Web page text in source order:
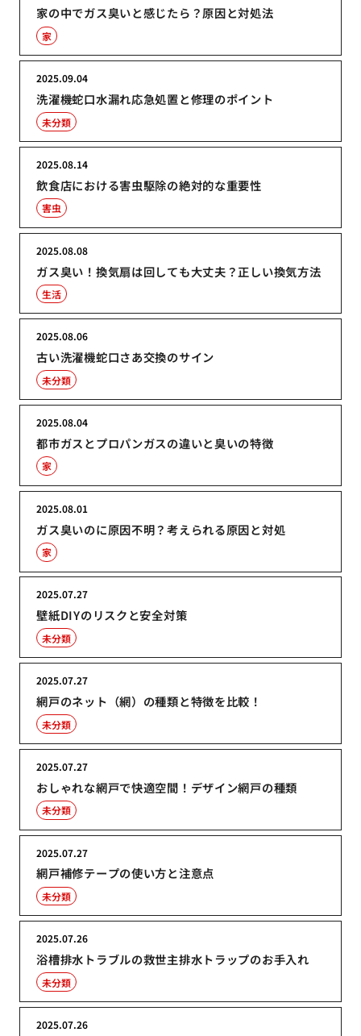
家の中でガス臭いと感じたら？原因と対処法
家
洗濯機蛇口水漏れ応急処置と修理のポイント
2025.09.04
未分類
飲食店における害虫駆除の絶対的な重要性
2025.08.14
害虫
ガス臭い！換気扇は回しても大丈夫？正しい換気方法
2025.08.08
生活
古い洗濯機蛇口さあ交換のサイン
2025.08.06
未分類
都市ガスとプロパンガスの違いと臭いの特徴
2025.08.04
家
ガス臭いのに原因不明？考えられる原因と対処
2025.08.01
家
壁紙DIYのリスクと安全対策
2025.07.27
未分類
網戸のネット（網）の種類と特徴を比較！
2025.07.27
未分類
おしゃれな網戸で快適空間！デザイン網戸の種類
2025.07.27
未分類
網戸補修テープの使い方と注意点
2025.07.27
未分類
浴槽排水トラブルの救世主排水トラップのお手入れ
2025.07.26
未分類
2025.07.26